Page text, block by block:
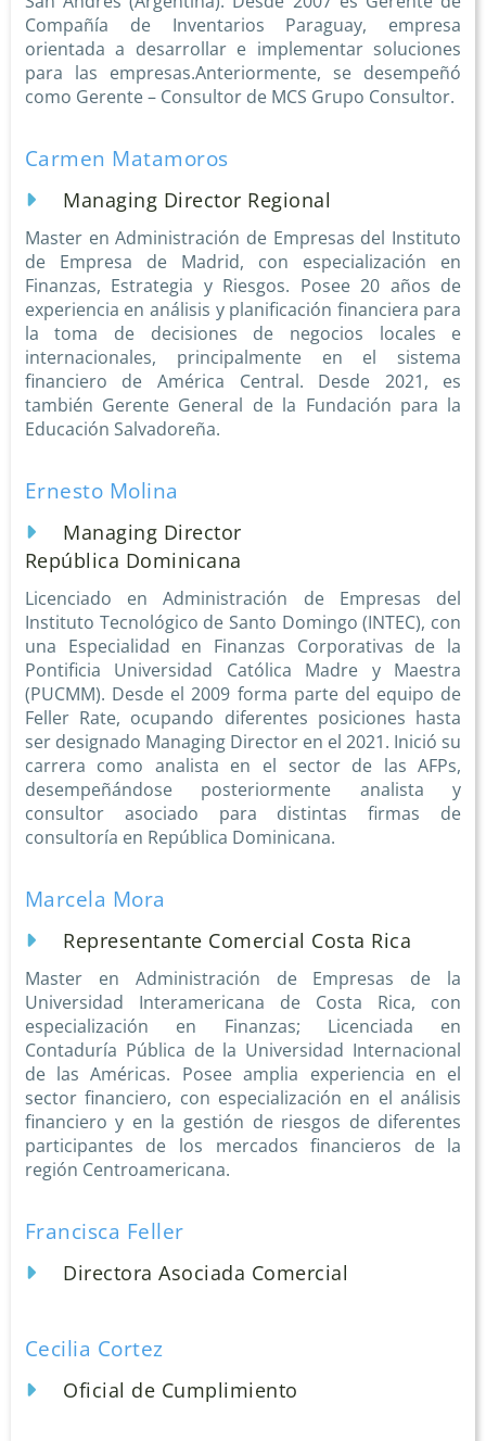
Compañía de Inventarios Paraguay, empresa
orientada a desarrollar e implementar soluciones
para las empresas.Anteriormente, se desempeñó
como Gerente – Consultor de MCS Grupo Consultor.
Carmen Matamoros
Managing Director Regional
Master en Administración de Empresas del Instituto
de Empresa de Madrid, con especialización en
Finanzas, Estrategia y Riesgos. Posee 20 años de
experiencia en análisis y planificación financiera para
la toma de decisiones de negocios locales e
internacionales, principalmente en el sistema
financiero de América Central. Desde 2021, es
también Gerente General de la Fundación para la
Educación Salvadoreña.
Ernesto Molina
Managing Director
República Dominicana
Licenciado en Administración de Empresas del
Instituto Tecnológico de Santo Domingo (INTEC), con
una Especialidad en Finanzas Corporativas de la
Pontificia Universidad Católica Madre y Maestra
(PUCMM). Desde el 2009 forma parte del equipo de
Feller Rate, ocupando diferentes posiciones hasta
ser designado Managing Director en el 2021. Inició su
carrera como analista en el sector de las AFPs,
desempeñándose posteriormente analista y
consultor asociado para distintas firmas de
consultoría en República Dominicana.
Marcela Mora
Representante Comercial Costa Rica
Master en Administración de Empresas de la
Universidad Interamericana de Costa Rica, con
especialización en Finanzas; Licenciada en
Contaduría Pública de la Universidad Internacional
de las Américas. Posee amplia experiencia en el
sector financiero, con especialización en el análisis
financiero y en la gestión de riesgos de diferentes
participantes de los mercados financieros de la
región Centroamericana.
Francisca Feller
Directora Asociada Comercial
Cecilia Cortez
Oficial de Cumplimiento